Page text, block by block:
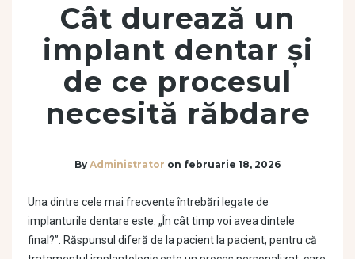
Cât durează un
implant dentar și
de ce procesul
necesită răbdare
By Administrator on februarie 18, 2026
Una dintre cele mai frecvente întrebări legate de
implanturile dentare este: „În cât timp voi avea dintele
final?”. Răspunsul diferă de la pacient la pacient, pentru că